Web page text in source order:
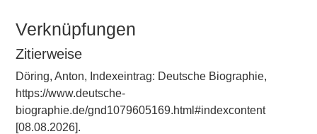
Verknüpfungen
Zitierweise
Döring, Anton, Indexeintrag: Deutsche Biographie,
https://www.deutsche-
biographie.de/gnd1079605169.html#indexcontent
[08.08.2026].